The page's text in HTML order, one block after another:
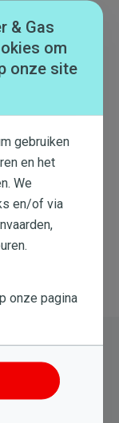
in het
in het tabblad
& Gas
om
onze site
gebruiken
en het
We
en/of via
onze pagina